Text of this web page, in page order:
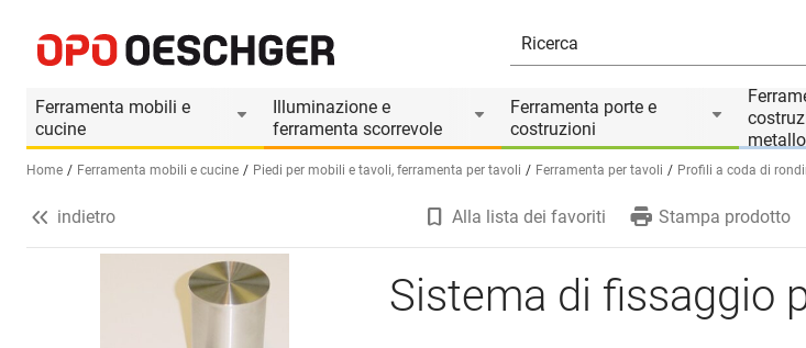
Ferramenta mobili e
cucine
Illuminazione e
ferramenta scorrevole
Ferramenta porte e
costruzioni
metallo
Seleziona una lingua (IT)
Home Ferramenta mobili e cucine Piedi per mobili e tavoli, ferramenta per tavoli Ferramenta per tavoli Profili a coda di
Informazioni prodotto
indietro Alla lista dei favoriti Stampa prodotto
Sistema di fissaggio